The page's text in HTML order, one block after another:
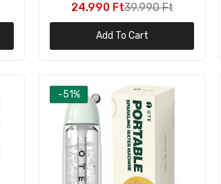
Ft
Ft
20.990 Ft
Hordozható Szódagép 450 ml + 20 db CO₂
Ft
20.090 Ft
24.990 Ft39.990 Ft
Add To Cart
-51%